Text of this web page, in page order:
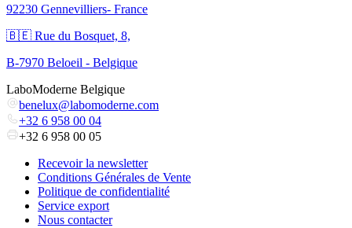
92230 Gennevilliers- France
🇧🇪 Rue du Bosquet, 8,
B-7970 Beloeil - Belgique
LaboModerne Belgique
benelux@labomoderne.com
+32 6 958 00 04
+32 6 958 00 05
Recevoir la newsletter
Conditions Générales de Vente
Politique de confidentialité
Service export
Nous contacter